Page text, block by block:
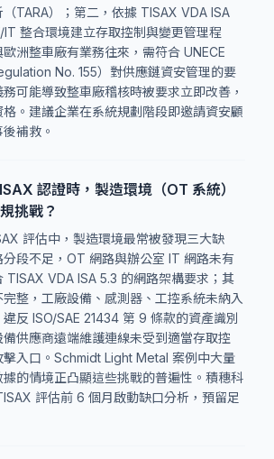
TARA）；第二，依據 TISAX VDA ISA
整合環境建立存取控制與變更管理程
洲整車廠有業務往來，需符合 UNECE
No. 155）對供應鏈資安管理的要
可能導致整車廠稽核時被要求立即改善，
。建議企業在系統規劃階段即邀請資安顧
補救。
認證時，製造環境（OT 系統）
挑戰？
評估中，製造環境最常被發現三大缺
分段不足，OT 網路與辦公室 IT 網路未有
TISAX VDA ISA 5.3 的網路架構要求；其
整，工廠設備、感測器、工控系統未納入
反 ISO/SAE 21434 第 9 條款的資產識別
供應商遠端維護連線未受到適當存取控
擊入口。Schmidt Light Metal 案例中大量
的情境正凸顯這些挑戰的普遍性。積穗科
評估前 6 個月啟動缺口分析，預留足